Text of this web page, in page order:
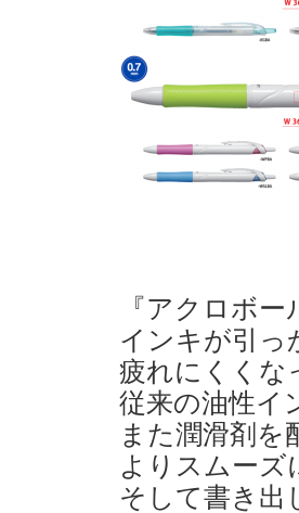
『アクロボ
インキが引っ
疲れにくくな
従来の油性イ
また潤滑剤
よりスムーズ
そして書き出